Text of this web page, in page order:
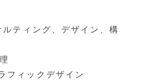
ティング、デザイン、構
フィックデザイン